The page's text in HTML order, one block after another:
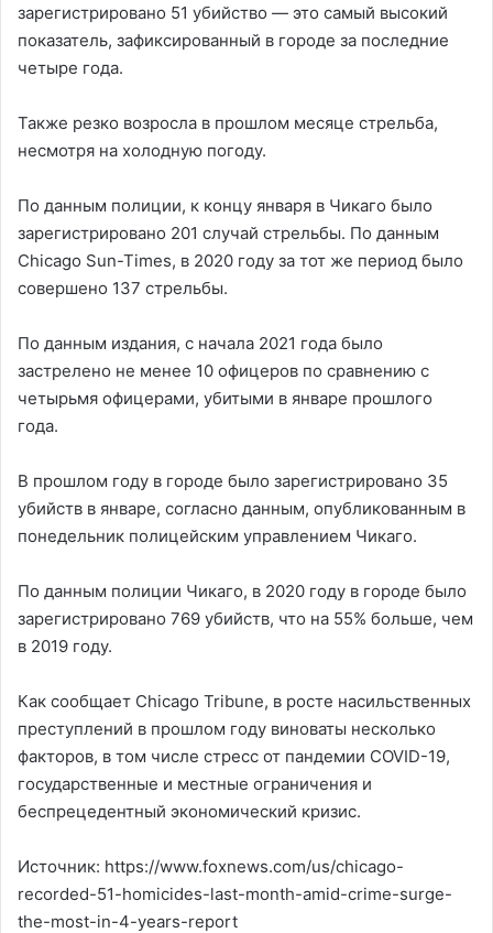
зарегистрировано 51 убийство — это самый высокий
показатель, зафиксированный в городе за последние
четыре года.
Также резко возросла в прошлом месяце стрельба,
несмотря на холодную погоду.
По данным полиции, к концу января в Чикаго было
зарегистрировано 201 случай стрельбы. По данным
Chicago Sun-Times, в 2020 году за тот же период было
совершено 137 стрельбы.
По данным издания, с начала 2021 года было
застрелено не менее 10 офицеров по сравнению с
четырьмя офицерами, убитыми в январе прошлого
года.
В прошлом году в городе было зарегистрировано 35
убийств в январе, согласно данным, опубликованным в
понедельник полицейским управлением Чикаго.
По данным полиции Чикаго, в 2020 году в городе было
зарегистрировано 769 убийств, что на 55% больше, чем
в 2019 году.
Как сообщает Chicago Tribune, в росте насильственных
преступлений в прошлом году виноваты несколько
факторов, в том числе стресс от пандемии COVID-19,
государственные и местные ограничения и
беспрецедентный экономический кризис.
Источник: https://www.foxnews.com/us/chicago-
recorded-51-homicides-last-month-amid-crime-surge-
the-most-in-4-years-report